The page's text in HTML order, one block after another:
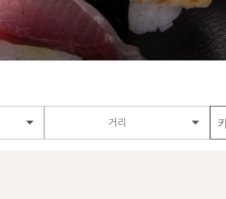
거리